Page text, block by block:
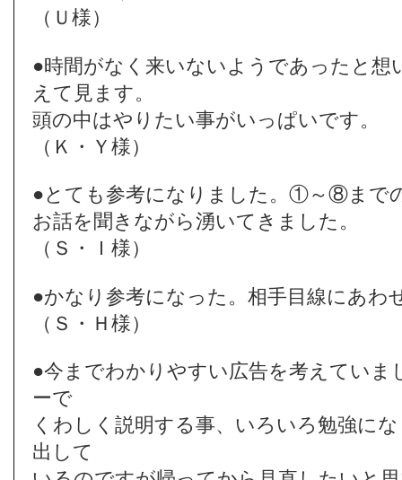
（Ｕ様）
●時間がなく来いないようであったと想
えて見ます。
頭の中はやりたい事がいっぱいです。
（Ｋ・Ｙ様）
●とても参考になりました。①～⑧まで
お話を聞きながら湧いてきました。
（Ｓ・Ｉ様）
●かなり参考になった。相手目線にあわ
（Ｓ・Ｈ様）
●今までわかりやすい広告を考えていま
ーで
くわしく説明する事、いろいろ勉強に
出して